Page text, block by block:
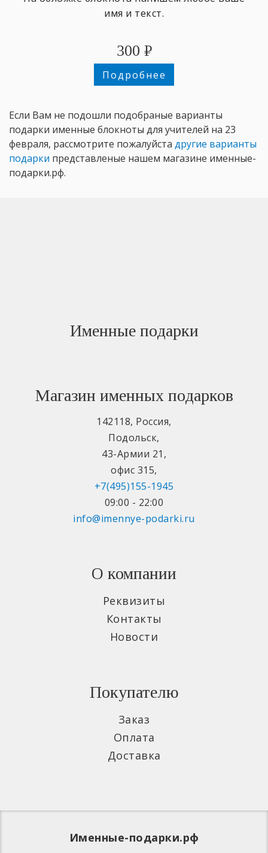
имя и текст.
300 ₽
Подробнее
Если Вам не подошли подобраные варианты
подарки именные блокноты для учителей на 23
февраля, рассмотрите пожалуйста другие варианты
подарки представленые нашем магазине именные-
подарки.рф.
Именные подарки
Магазин именных подарков
142118, Россия,
Подольск,
43-Армии 21 ,
офис 315,
+7(495)155-1945
09:00 - 22:00
info@imennye-podarki.ru
О компании
Реквизиты
Контакты
Новости
Покупателю
Заказ
Оплата
Доставка
Именные-подарки.рф